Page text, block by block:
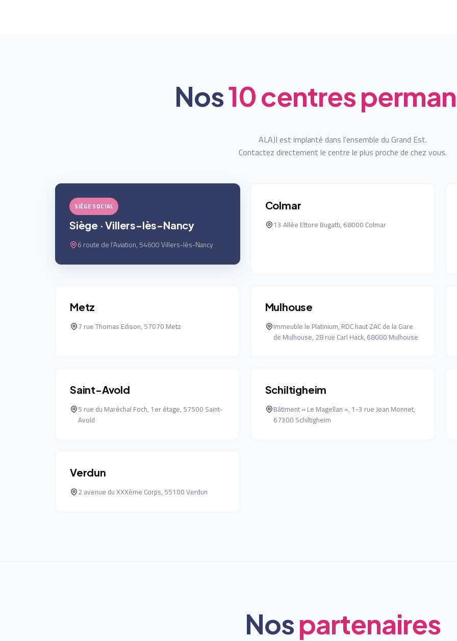
Nos10 centres
ALAJI est implanté dans l'ensemble du Grand Est.
Contactez directement le centre le plus proche de chez vous.
SIÈGE SOCIAL
Siège · Villers-lès-Nancy
6 route de l'Aviation, 54600 Villers-lès-Nancy
Colmar
13 Allée Ettore Bugatti, 68000 Colmar
Metz
7 rue Thomas Edison, 57070 Metz
Mulhouse
Immeuble le Platinium, RDC haut ZAC de la Gare
de Mulhouse, 28 rue Carl Hack, 68000 Mulhouse
Saint-Avold
5 rue du Maréchal Foch, 1er étage, 57500 Saint-
Avold
Schiltigheim
Bâtiment « Le Magellan », 1-3 rue Jean Monnet,
67300 Schiltigheim
Verdun
2 avenue du XXXème Corps, 55100 Verdun
Nospartenaires